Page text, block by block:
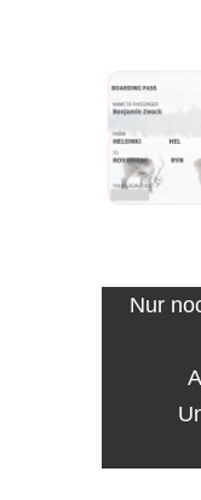
Nur